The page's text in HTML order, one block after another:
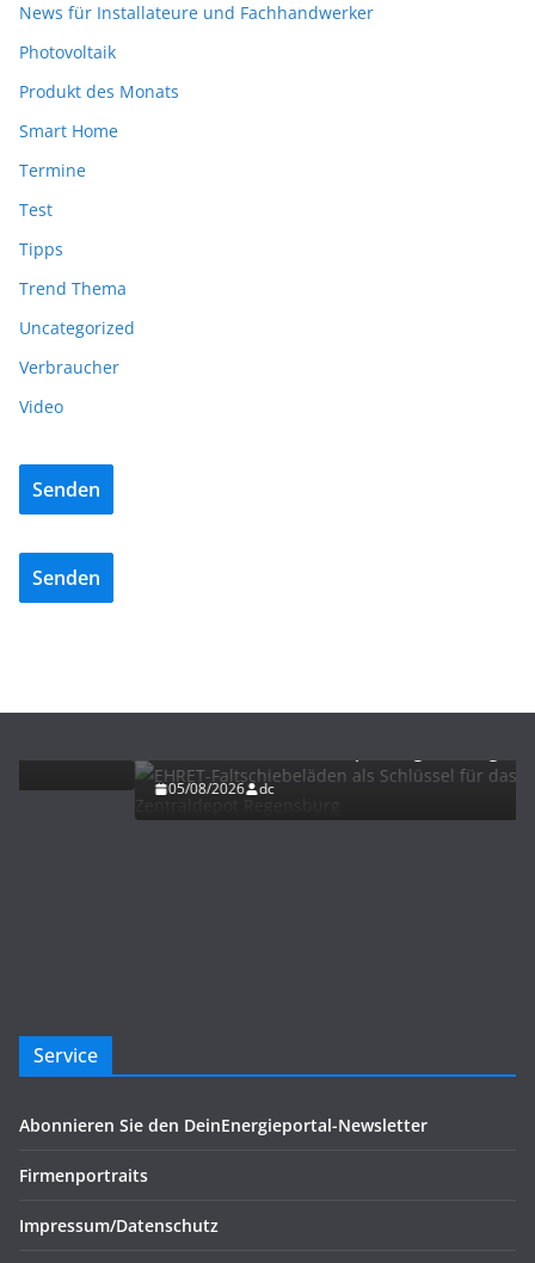
News für Installateure und Fachhandwerker
Photovoltaik
Produkt des Monats
Smart Home
Termine
Test
Tipps
Trend Thema
Uncategorized
Verbraucher
Video
Senden
Senden
05/08/2026 dc
Service
Abonnieren Sie den DeinEnergieportal-Newsletter
Firmenportraits
Impressum/Datenschutz